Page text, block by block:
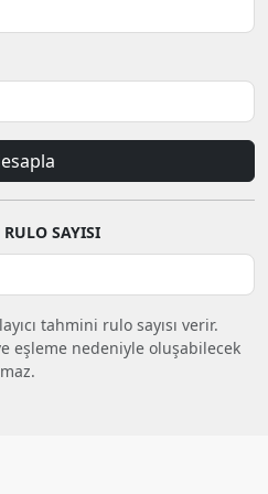
SAYISI
tahmini rulo sayısı verir.
eşleme nedeniyle oluşabilecek